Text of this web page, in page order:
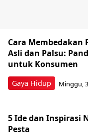
Gaya Hidup
Cara Membedakan
Asli dan Palsu:
untuk Konsumen
Minggu,
5 Ide dan Inspirasi
Pesta